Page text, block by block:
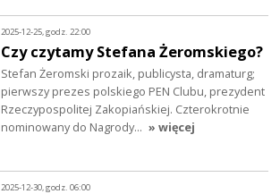
2025-12-25, godz. 22:00
Czy czytamy Stefana Żeromskiego?
Stefan Żeromski prozaik, publicysta, dramaturg;
pierwszy prezes polskiego PEN Clubu, prezydent
Rzeczypospolitej Zakopiańskiej. Czterokrotnie
nominowany do Nagrody… » więcej
2025-12-30, godz. 06:00